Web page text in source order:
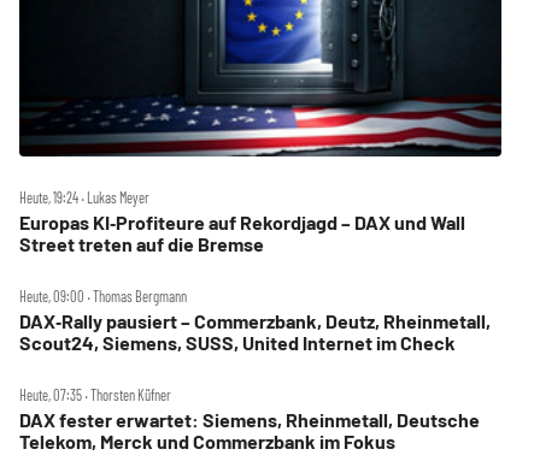
Heute, 19:24 ‧ Lukas Meyer
Europas KI‑Profiteure auf Rekordjagd – DAX und Wall
Street treten auf die Bremse
Heute, 09:00 ‧ Thomas Bergmann
DAX‑Rally pausiert – Commerzbank, Deutz, Rheinmetall,
Scout24, Siemens, SUSS, United Internet im Check
Heute, 07:35 ‧ Thorsten Küfner
DAX fester erwartet: Siemens, Rheinmetall, Deutsche
Telekom, Merck und Commerzbank im Fokus